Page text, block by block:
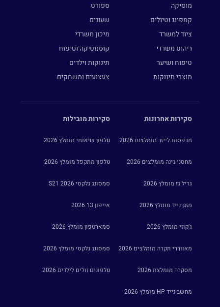
מוסיקה
ספורט
קמפינג וטיולים
שעונים
ציוד למשרד
מיכון משרדי
ריהוט משרדי
קוסמטיקה וטיפוח
טיפוח ושיער
תינוקות וילדים
מוצרי תינוקות
צעצועים ומשחקים
סקירות אחרונות
מדפסות לייזר מומלצות 2026
מחסני גינה מומלצים 2026
גריל גז מומלץ 2026
מזגן נייד מומלץ 2026
ג'קוזי מומלץ 2026
מאווררי תקרה מומלצים 2026
מסקרה מומלצת 2026
מחשב נייד HP מומלץ 2026
סקירות מובילות
טלפון שיאומי מומלץ 2026
טלפון מתקפל מומלץ 2026
סמסונג גלקסי S21 2026
אייפון 13 2026
סמארטפון מומלץ 2026
סמסונג גלקסי מומלץ 2026
טלפונים זולים לילדים 2026